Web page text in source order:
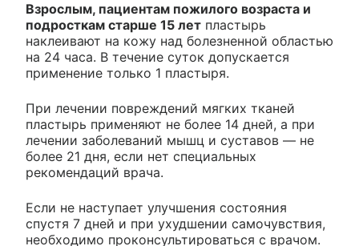
Взрослым, пациентам пожилого возраста и
подросткам старше 15 лет пластырь
наклеивают на кожу над болезненной областью
на 24 часа. В течение суток допускается
применение только 1 пластыря.
При лечении повреждений мягких тканей
пластырь применяют не более 14 дней, а при
лечении заболеваний мышц и суставов — не
более 21 дня, если нет специальных
рекомендаций врача.
Если не наступает улучшения состояния
спустя 7 дней и при ухудшении самочувствия,
необходимо проконсультироваться с врачом.